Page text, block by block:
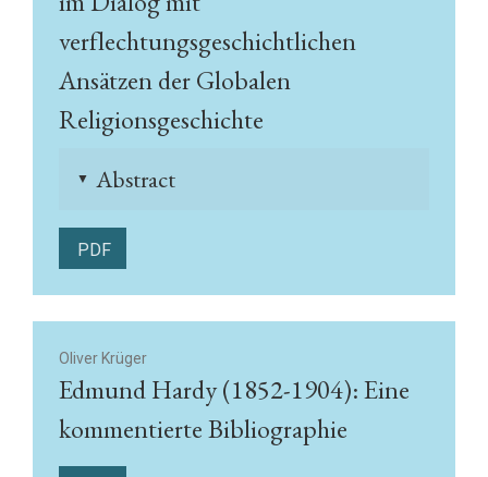
verflechtungsgeschichtlichen
Ansätzen der Globalen
Religionsgeschichte
▲ Abstract
PDF
Oliver Krüger
Edmund Hardy (1852-1904): Eine
kommentierte Bibliographie